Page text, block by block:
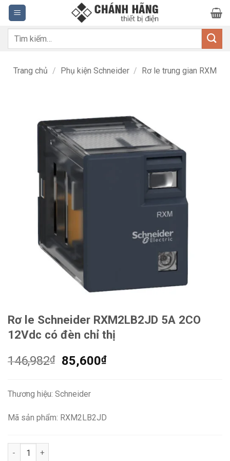
Bỏ
qua
nội
dung
Tìm
Trang chủ / Phụ kiện Schneider / Rơ le trung gian RXM
Rơ le Schneider RXM2LB2JD 5A 2CO
12Vdc có đèn chỉ thị
146,982₫
Giá
146,982₫.
85,600₫Giá
Thương hiệu: Schneider
Mã sản phẩm: RXM2LB2JD
Rơ le Schneider RXM2LB2JD 5A 2CO 12Vdc có đèn chỉ thị số